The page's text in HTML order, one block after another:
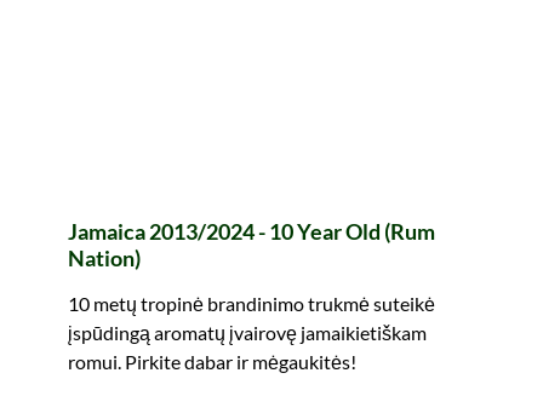
Jamaica 2013/2024 - 10 Year Old (Rum
Nation)
10 metų tropinė brandinimo trukmė suteikė
įspūdingą aromatų įvairovę jamaikietiškam
romui. Pirkite dabar ir mėgaukitės!